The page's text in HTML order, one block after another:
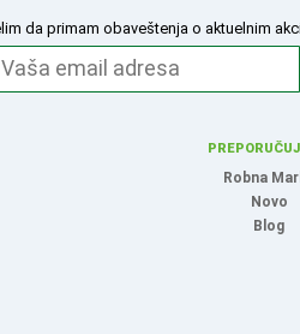
da primam obaveštenja o aktuelnim
Robna
Novo
Blog